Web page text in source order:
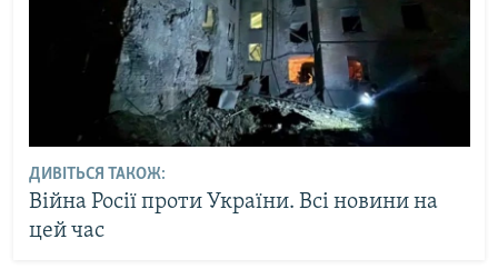
ДИВІТЬСЯ ТАКОЖ:
Війна Росії проти України. Всі новини на
цей час